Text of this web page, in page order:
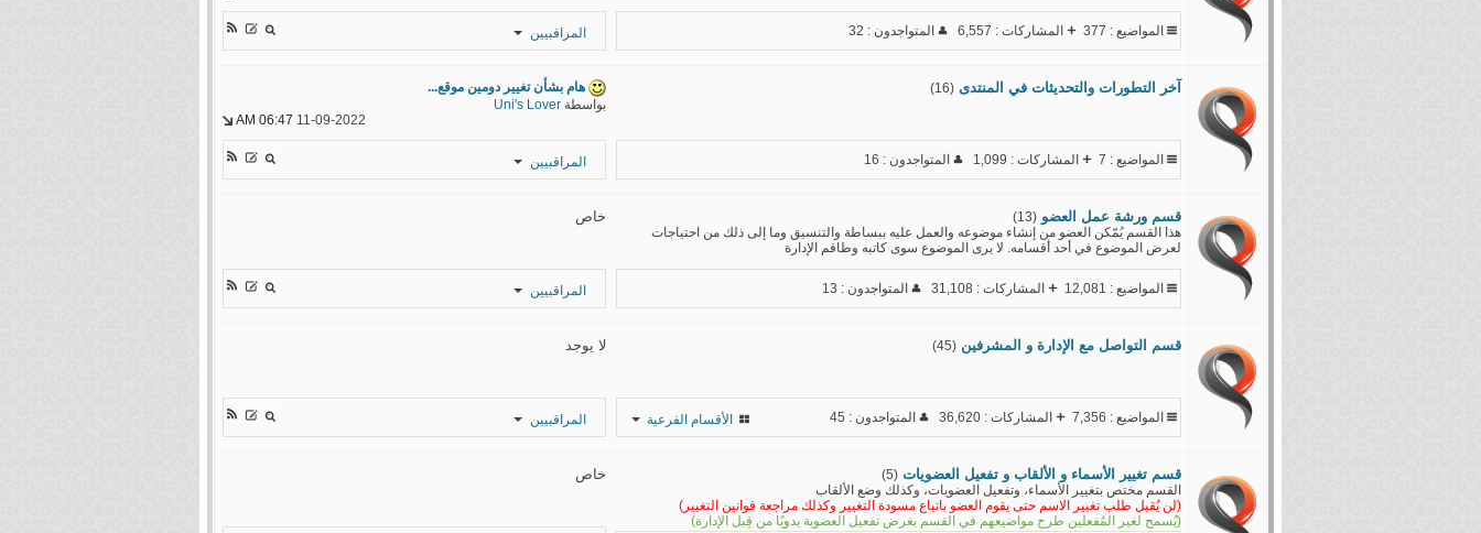
المواضيع : 377 المشاركات : 6,557 المتواجدون : 32 المراقبيين
αвɒєʟнαĸ
آخر التطورات والتحديثات في المنتدى (16)
المواضيع : 7 المشاركات : 1,099 المتواجدون : 16
هام بشأن تغيير دومين موقع...
بواسطة Uni's Lover
11-09-2022
06:47 AM
المراقبيين
قسم ورشة عمل العضو (13)
هذا القسم يُمّكن العضو من إنشاء موضوعه والعمل عليه ببساطة والتنسيق وما إلى ذلك من احتياجات
لعرض الموضوع في أحد أقسامه. لا يرى الموضوع سوى كاتبه وطاقم الإدارة
المواضيع : 12,081 المشاركات : 31,108 المتواجدون : 13
خاص
المراقبيين
قسم التواصل مع الإدارة و المشرفين (45)
المواضيع : 7,356 المشاركات : 36,620 المتواجدون : 45 الأقسام الفرعية
لا يوجد
المراقبيين
قسم تغيير الأسماء و الألقاب و تفعيل العضويات (5)
القسم مختص بتغيير الأسماء، وتفعيل العضويات، وكذلك وضع الألقاب
(لن يُقبل طلب تغيير الاسم حتى يقوم العضو باتباع مسودة التغيير وكذلك مراجعة قوانين التغيير)
(يُسمح لغير المُفعلين طرح مواضيعهم في القسم بغرض تفعيل العضوية يدويًا من قِبل الإدارة)
خاص